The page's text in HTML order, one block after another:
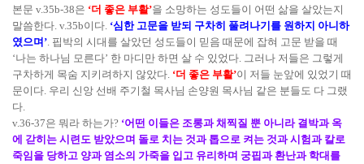
본문 v.35b-38은 ‘더 좋은 부활’을 소망하는 성도들이 어떤 삶을 살았는지
말씀한다. v.35b이다. ‘심한 고문을 받되 구차히 풀려나기를 원하지 아니하
였으며’. 핍박의 시대를 살았던 성도들이 믿음 때문에 잡혀 고문 받을 때
‘나는 하나님 모른다’ 한 마디만 하면 살 수 있었다. 그러나 저들은 그렇게
구차하게 목숨 지키려하지 않았다. ‘더 좋은 부활’이 저들 눈앞에 있었기 때
문이다. 우리 신앙 선배 주기철 목사님 손양원 목사님 같은 분들도 다 그랬
다.
v.36-37은 뭐라 하는가? ‘어떤 이들은 조롱과 채찍질 뿐 아니라 결박과 옥
에 갇히는 시련도 받았으며 돌로 치는 것과 톱으로 켜는 것과 시험과 칼로
죽임을 당하고 양과 염소의 가죽을 입고 유리하며 궁핍과 환난과 학대를